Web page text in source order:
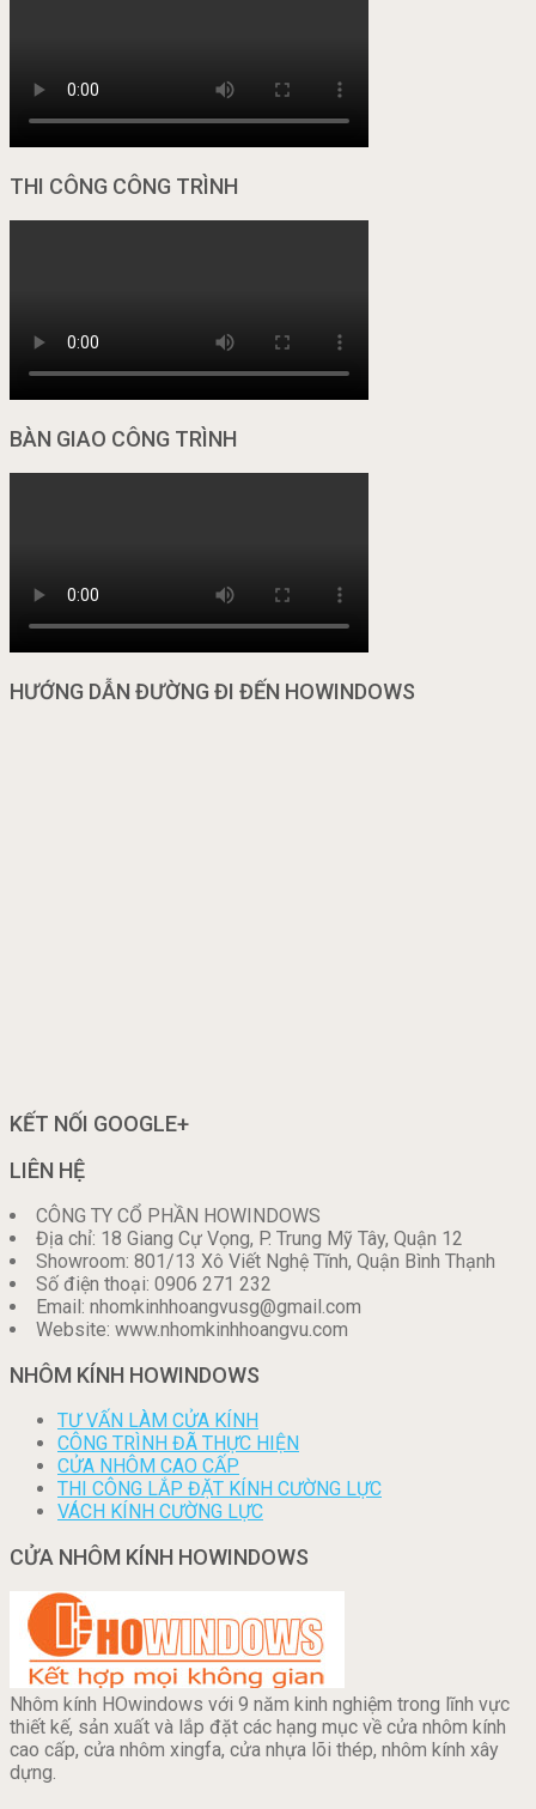
THI CÔNG CÔNG TRÌNH
BÀN GIAO CÔNG TRÌNH
HƯỚNG DẪN ĐƯỜNG ĐI ĐẾN HOWINDOWS
KẾT NỐI GOOGLE+
LIÊN HỆ
CÔNG TY CỔ PHẦN HOWINDOWS
Địa chỉ: 18 Giang Cự Vọng, P. Trung Mỹ Tây, Quận 12
Showroom: 801/13 Xô Viết Nghệ Tĩnh, Quận Bình Thạnh
Số điện thoại: 0906 271 232
Email: nhomkinhhoangvusg@gmail.com
Website: www.nhomkinhhoangvu.com
NHÔM KÍNH HOWINDOWS
TƯ VẤN LÀM CỬA KÍNH
CÔNG TRÌNH ĐÃ THỰC HIỆN
CỬA NHÔM CAO CẤP
THI CÔNG LẮP ĐẶT KÍNH CƯỜNG LỰC
VÁCH KÍNH CƯỜNG LỰC
CỬA NHÔM KÍNH HOWINDOWS
Nhôm kính HOwindows với 9 năm kinh nghiệm trong lĩnh vực
thiết kế, sản xuất và lắp đặt các hạng mục về cửa nhôm kính
cao cấp, cửa nhôm xingfa, cửa nhựa lõi thép, nhôm kính xây
dựng.